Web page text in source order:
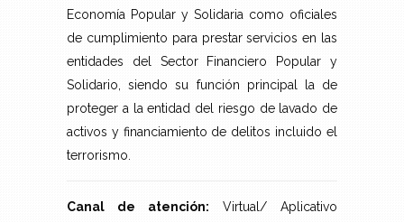
Economía Popular y Solidaria como oficiales
de cumplimiento para prestar servicios en las
entidades del Sector Financiero Popular y
Solidario, siendo su función principal la de
proteger a la entidad del riesgo de lavado de
activos y financiamiento de delitos incluido el
terrorismo.
Canal de atención: Virtual/ Aplicativo